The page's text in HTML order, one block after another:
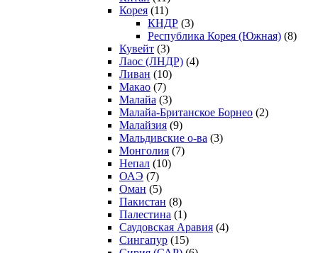
Корея (11)
КНДР (3)
Республика Корея (Южная) (8)
Кувейт (3)
Лаос (ЛНДР) (4)
Ливан (10)
Макао (7)
Малайа (3)
Малайа-Британское Борнео (2)
Малайзия (9)
Мальдивские о-ва (3)
Монголия (7)
Непал (10)
ОАЭ (7)
Оман (5)
Пакистан (8)
Палестина (1)
Саудовская Аравия (4)
Сингапур (15)